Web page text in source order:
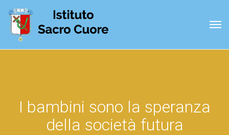
I bambini sono la speranza
della società futura